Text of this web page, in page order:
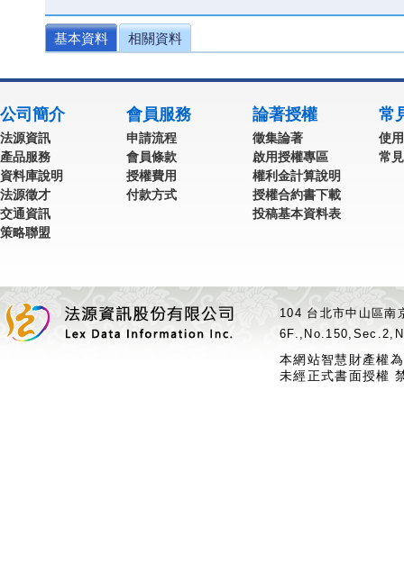
基本資料 相關資料
公司簡介
法源資訊
產品服務
資料庫說明
法源徵才
交通資訊
策略聯盟
會員服務
申請流程
會員條款
授權費用
付款方式
論著授權
徵集論著
啟用授權專區
權利金計算說明
授權合約書下載
投稿基本資料表
常
使
常
104 台北市中山區
本網站智慧財產權
未經正式書面授權